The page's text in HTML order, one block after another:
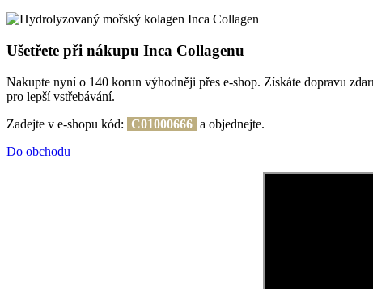
Ušetřete při nákupu Inca Collagenu
Nakupte nyní o 140 korun výhodněji přes e-shop. Získáte dopravu
pro lepší vstřebávání.
Zadejte v e-shopu kód: C01000666 a objednejte.
Do obchodu